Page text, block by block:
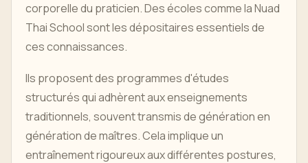
corporelle du praticien. Des écoles comme la Nuad
Thai School sont les dépositaires essentiels de
ces connaissances.
Ils proposent des programmes d'études
structurés qui adhèrent aux enseignements
traditionnels, souvent transmis de génération en
génération de maîtres. Cela implique un
entraînement rigoureux aux différentes postures,